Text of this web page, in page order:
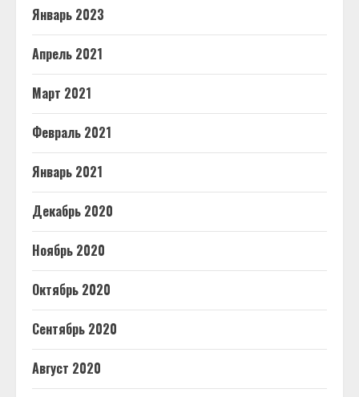
Январь 2023
Апрель 2021
Март 2021
Февраль 2021
Январь 2021
Декабрь 2020
Ноябрь 2020
Октябрь 2020
Сентябрь 2020
Август 2020